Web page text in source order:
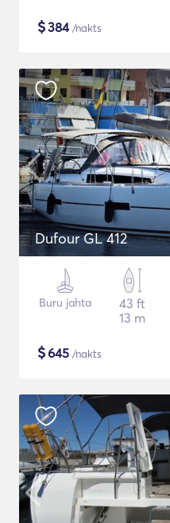
$384/nakts
Dufour GL 412
Buru jahta
43 ft
13 m
$645 /nakts